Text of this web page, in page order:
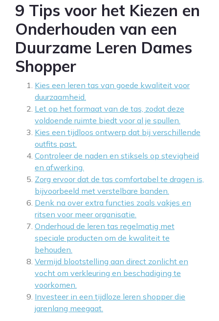
9 Tips voor het Kiezen en
Onderhouden van een
Duurzame Leren Dames
Shopper
Kies een leren tas van goede kwaliteit voor
duurzaamheid.
Let op het formaat van de tas, zodat deze
voldoende ruimte biedt voor al je spullen.
Kies een tijdloos ontwerp dat bij verschillende
outfits past.
Controleer de naden en stiksels op stevigheid
en afwerking.
Zorg ervoor dat de tas comfortabel te dragen is,
bijvoorbeeld met verstelbare banden.
Denk na over extra functies zoals vakjes en
ritsen voor meer organisatie.
Onderhoud de leren tas regelmatig met
speciale producten om de kwaliteit te
behouden.
Vermijd blootstelling aan direct zonlicht en
vocht om verkleuring en beschadiging te
voorkomen.
Investeer in een tijdloze leren shopper die
jarenlang meegaat.